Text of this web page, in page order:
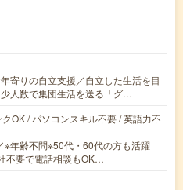
寄りの自立支援／自立した生活を目
人数で集団生活を送る「グ…
OK / パソコンスキル不要 / 英語力不
※年齢不問※50代・60代の方も活躍
不要で電話相談もOK…